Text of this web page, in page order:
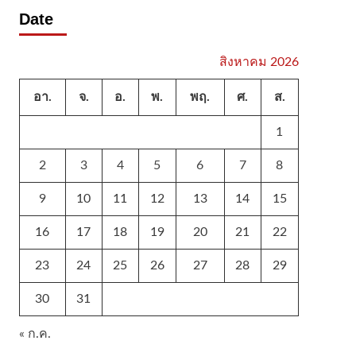
Date
สิงหาคม 2026
อา. จ. อ. พ. พฤ. ศ. ส.
1
2 3 4 5 6 7 8
9 10 11 12 13 14 15
16 17 18 19 20 21 22
23 24 25 26 27 28 29
30 31
« ก.ค.